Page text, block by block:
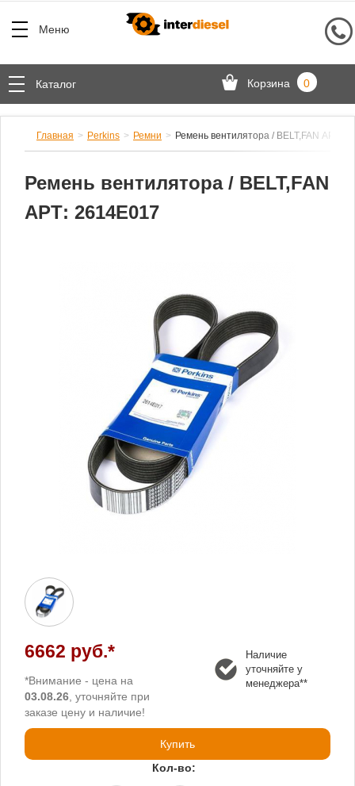
Меню
Каталог Корзина 0
Главная Perkins Ремни Ремень вентилятора / BELT,FAN АРТ:
Ремень вентилятора / BELT,FAN
АРТ: 2614E017
6662 руб.*
*Внимание - цена на
03.08.26 , уточняйте при
заказе цену и наличие!
Наличие
уточняйте у
менеджера**
Купить
Кол-во: